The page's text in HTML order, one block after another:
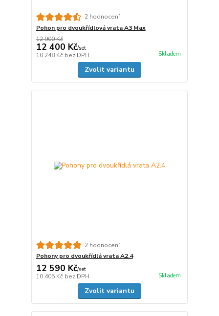
2 hodnocení
Pohon pro dvoukřídlová vrata A3 Max
12 900 Kč
12 400 Kč/set
10 248 Kč bez DPH Skladem
Zvolit variantu
2 hodnocení
Pohony pro dvoukřídlá vrata A2.4
12 590 Kč/set
10 405 Kč bez DPH Skladem
Zvolit variantu